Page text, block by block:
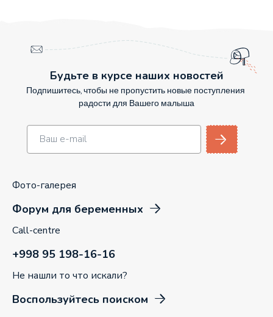
Будьте в курсе наших новостей
Подпишитесь, чтобы не пропустить новые поступления
радости для Вашего малыша
Фото-галерея
Форум для беременных
Call-centre
+998 95 198-16-16
Не нашли то что искали?
Воспользуйтесь поиском